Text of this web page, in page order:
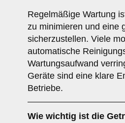
Regelmäßige Wartung
zu minimieren und eine
sicherzustellen. Viele
automatische
Wartungsaufwand
Geräte sind eine klare
Betriebe.
Wie wichtig ist die